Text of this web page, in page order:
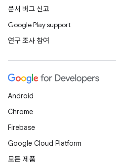
문서 버그 신고
Google Play support
연구 조사 참여
Android
Chrome
Firebase
Google Cloud Platform
모든 제품